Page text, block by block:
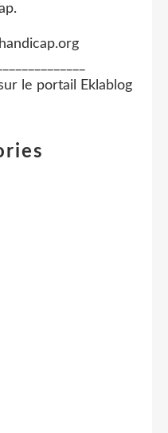
le portail Eklablog